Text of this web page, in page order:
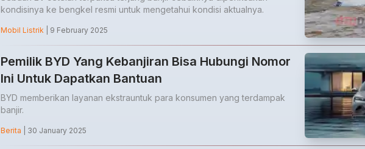
kondisinya ke bengkel resmi untuk mengetahui kondisi aktualnya.
Mobil Listrik | 9 February 2025
Pemilik BYD Yang Kebanjiran Bisa Hubungi Nomor
Ini Untuk Dapatkan Bantuan
BYD memberikan layanan ekstrauntuk para konsumen yang terdampak
banjir.
Berita | 30 January 2025